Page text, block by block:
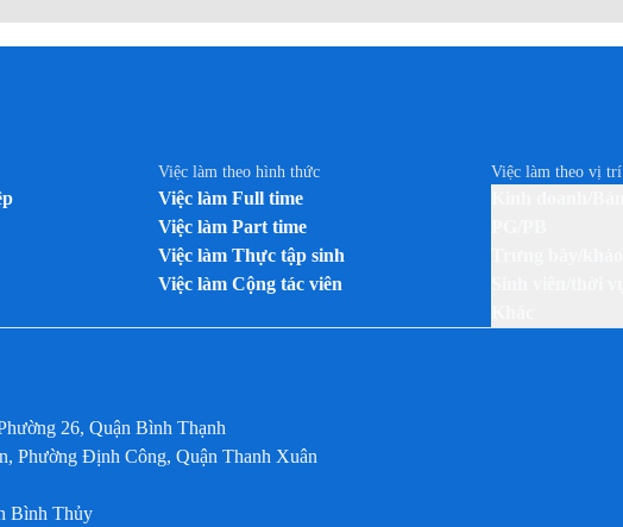
Việc làm theo hình thức
Việc làm Full time
Việc làm Part time
Việc làm Thực tập sinh
Việc làm Cộng tác viên
Việc làm theo vị trí
26, Quận Bình Thạnh
Phường Định Công, Quận Thanh Xuân
Bình Thủy